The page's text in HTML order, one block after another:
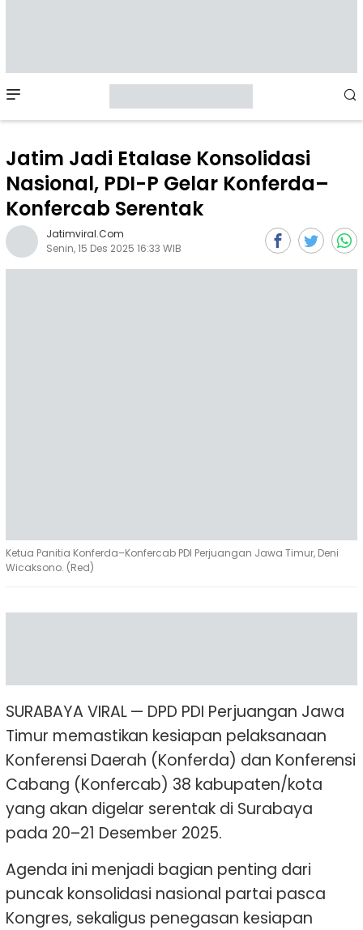
Menu
Jatim Jadi Etalase Konsolidasi
Nasional, PDI-P Gelar Konferda–
Konfercab Serentak
Jatimviral.com
Senin, 15 Des 2025 16:33 WIB
Ketua Panitia Konferda–Konfercab PDI Perjuangan Jawa Timur, Deni
Wicaksono. (Red)
SURABAYA VIRAL — DPD PDI Perjuangan Jawa
Timur memastikan kesiapan pelaksanaan
Konferensi Daerah (Konferda) dan Konferensi
Cabang (Konfercab) 38 kabupaten/kota
yang akan digelar serentak di Surabaya
pada 20–21 Desember 2025.
Agenda ini menjadi bagian penting dari
puncak konsolidasi nasional partai pasca
Kongres, sekaligus penegasan kesiapan